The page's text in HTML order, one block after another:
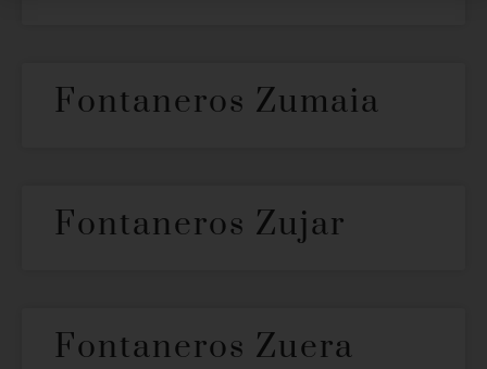
Fontaneros Zumaia
Fontaneros Zujar
Fontaneros Zuera